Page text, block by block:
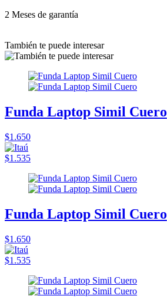
2 Meses de garantía
También te puede interesar
Funda Laptop Simil Cuero
$1.650
$1.535
Funda Laptop Simil Cuero
$1.650
$1.535